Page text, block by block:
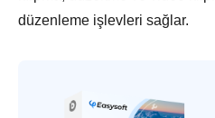
düzenleme işlevleri sağlar.